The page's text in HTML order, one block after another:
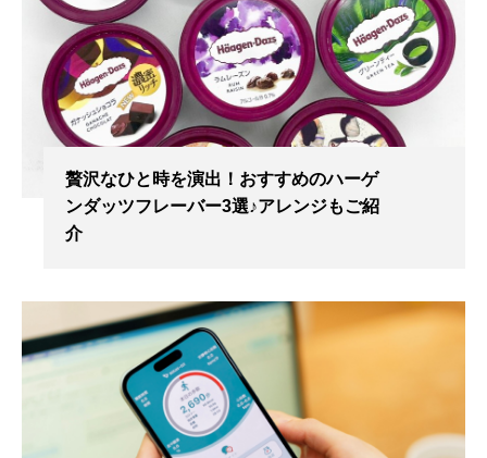
贅沢なひと時を演出！おすすめのハーゲ
ンダッツフレーバー3選♪アレンジもご紹
介